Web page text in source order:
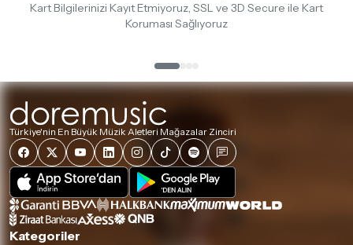
Kart Bilgilerinizi Kayıt Etmiyoruz, SSL ve 3D Secure ile Kart
Koruması Sağlıyoruz
Türkiye'nin En Büyük Müzik Aletleri Mağazalar Zinciri
Kategoriler